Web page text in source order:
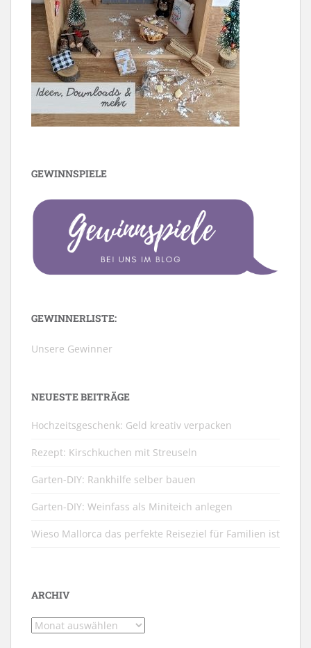
GEWINNSPIELE
GEWINNERLISTE:
Unsere Gewinner
NEUESTE BEITRÄGE
Hochzeitsgeschenk: Geld kreativ verpacken
Rezept: Kirschkuchen mit Streuseln
Garten-DIY: Rankhilfe selber bauen
Garten-DIY: Weinfass als Miniteich anlegen
Wieso Mallorca das perfekte Reiseziel für Familien ist
ARCHIV
Archiv